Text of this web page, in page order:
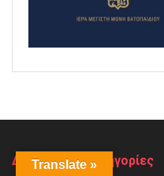
Δημοφιλείς Κατηγορίες
Translate »